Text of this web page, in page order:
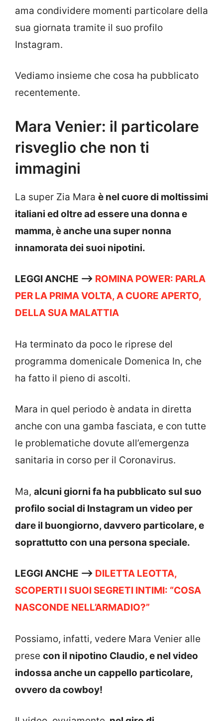
ama condividere momenti particolare della
sua giornata tramite il suo profilo
Instagram.
Vediamo insieme che cosa ha pubblicato
recentemente.
Mara Venier: il particolare
risveglio che non ti
immagini
La super Zia Mara è nel cuore di moltissimi
italiani ed oltre ad essere una donna e
mamma, è anche una super nonna
innamorata dei suoi nipotini.
LEGGI ANCHE —-> ROMINA POWER: PARLA
PER LA PRIMA VOLTA, A CUORE APERTO,
DELLA SUA MALATTIA
Ha terminato da poco le riprese del
programma domenicale Domenica In, che
ha fatto il pieno di ascolti.
Mara in quel periodo è andata in diretta
anche con una gamba fasciata, e con tutte
le problematiche dovute all’emergenza
sanitaria in corso per il Coronavirus.
Ma, alcuni giorni fa ha pubblicato sul suo
profilo social di Instagram un video per
dare il buongiorno, davvero particolare, e
soprattutto con una persona speciale.
LEGGI ANCHE —-> DILETTA LEOTTA,
SCOPERTI I SUOI SEGRETI INTIMI: “COSA
NASCONDE NELL’ARMADIO?”
Possiamo, infatti, vedere Mara Venier alle
prese con il nipotino Claudio, e nel video
indossa anche un cappello particolare,
ovvero da cowboy!